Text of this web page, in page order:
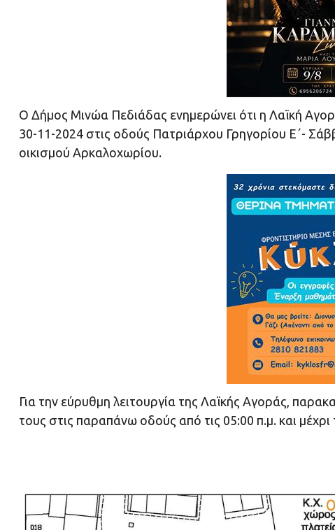
Ο Δήμος Μινώα Πεδιάδας ενημερώνει ότι η Λαϊκή
30-11-2024 στις οδούς Πατριάρχου Γρηγορίου Ε΄-
οικισμού Αρκαλοχωρίου.
Για την εύρυθμη λειτουργία της Λαϊκής Αγοράς,
τους στις παραπάνω οδούς από τις 05:00 π.μ. και